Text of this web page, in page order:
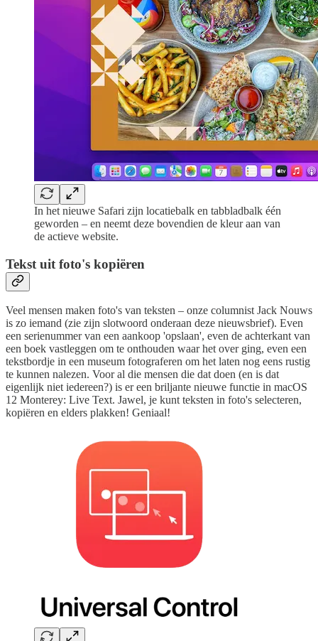
In het nieuwe Safari zijn locatiebalk en tabbladbalk één
geworden – en neemt deze bovendien de kleur aan van
de actieve website.
Tekst uit foto's kopiëren
Veel mensen maken foto's van teksten – onze columnist Jack Nouws
is zo iemand (zie zijn slotwoord onderaan deze nieuwsbrief). Even
een serienummer van een aankoop 'opslaan', even de achterkant van
een boek vastleggen om te onthouden waar het over ging, even een
tekstbordje in een museum fotograferen om het laten nog eens rustig
te kunnen nalezen. Voor al die mensen die dat doen (en is dat
eigenlijk niet iedereen?) is er een briljante nieuwe functie in macOS
12 Monterey: Live Text. Jawel, je kunt teksten in foto's selecteren,
kopiëren en elders plakken! Geniaal!